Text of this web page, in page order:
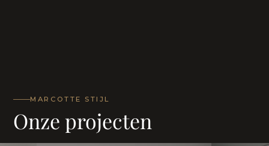
MARCOTTE STIJL
Onze projecten